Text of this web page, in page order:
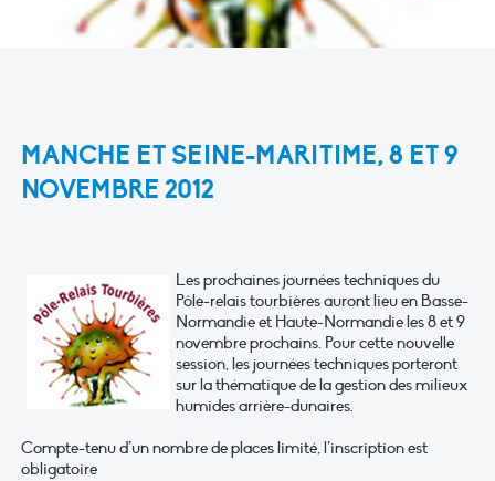
MANCHE ET SEINE-MARITIME, 8 ET 9
NOVEMBRE 2012
Les prochaines journées techniques du
Pôle-relais tourbières auront lieu en Basse-
Normandie et Haute-Normandie les 8 et 9
novembre prochains. Pour cette nouvelle
session, les journées techniques porteront
sur la thématique de la gestion des milieux
humides arrière-dunaires.
Compte-tenu d’un nombre de places limité, l’inscription est
obligatoire